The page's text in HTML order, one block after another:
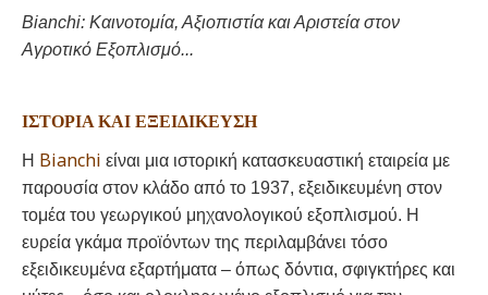
Bianchi: Καινοτομία, Αξιοπιστία και Αριστεία στον
Αγροτικό Εξοπλισμό...
ΙΣΤΟΡΊΑ ΚΑΙ ΕΞΕΙΔΊΚΕΥΣΗ
Η Bianchi είναι μια ιστορική κατασκευαστική εταιρεία με
παρουσία στον κλάδο από το 1937, εξειδικευμένη στον
τομέα του γεωργικού μηχανολογικού εξοπλισμού. Η
ευρεία γκάμα προϊόντων της περιλαμβάνει τόσο
εξειδικευμένα εξαρτήματα – όπως δόντια, σφιγκτήρες και